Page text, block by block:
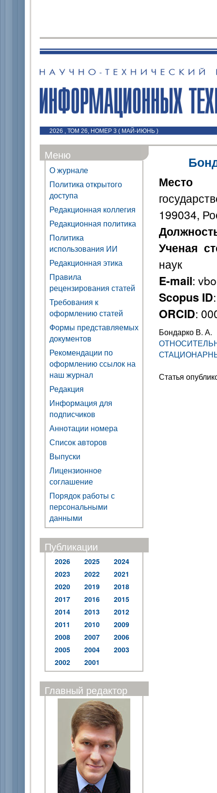
2026 , ТОМ 26, НОМЕР 3 ( МАЙ-ИЮНЬ )
Меню
О журнале
Политика открытого
доступа
Редакционная коллегия
Редакционная политика
Политика
использования ИИ
Редакционная этика
Правила
рецензирования статей
Требования к
оформлению статей
Формы представляемых
документов
Рекомендации по
оформлению ссылок на
наш журнал
Редакция
Информация для
подписчиков
Аннотации номера
Список авторов
Выпуски
Лицензионное
соглашение
Порядок работы с
персональными
данными
Публикации
2026 2025
2024
2023
2022
2021
2020
2019
2018
2017
2016
2015
2014
2013
2012
2011
2010
2009
2008
2007
2006
2005
2004
2003
2002
2001
Главный редактор
Место
199034,
Ученая
наук
E-mail:
Scopus ID
ORCID:
Бондарко В. А.
Статья